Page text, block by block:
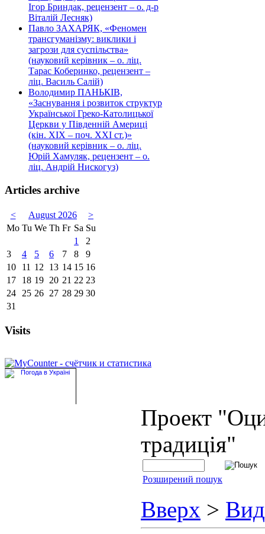
Ігор Бриндак, рецензент – о. д-р
Віталій Лесняк)
Павло ЗАХАРЯК, «Феномен
трансгуманізму: виклики і
загрози для суспільства»
(науковий керівник – о. ліц.
Тарас Коберинко, рецензент –
ліц. Василь Салій)
Володимир ПАНЬКІВ,
«Заснування і розвиток структур
Української Греко-Католицької
Церкви у Південній Америці
(кін. ХІХ – поч. ХХІ ст.)»
(науковий керівник – о. ліц.
Юрій Хамуляк, рецензент – о.
ліц. Андрій Нискогуз)
Articles archive
< August 2026
>
Mo Tu We Th Fr Sa Su
1
2
3
4 5 6 7 8
9
10
11 12 13 14 15 16
17
18 19 20 21 22 23
24
25 26 27 28 29 30
31
Visits
Проект
традиція"
Розширений пошук
Вверх >